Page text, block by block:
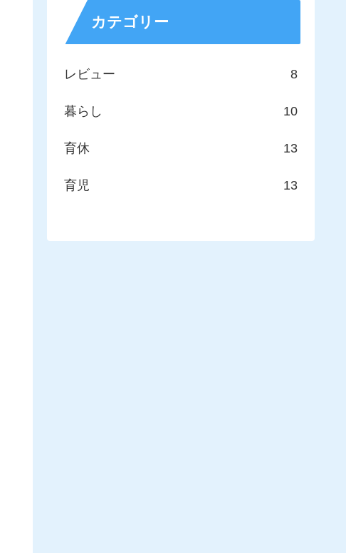
カテゴリー
レビュー 8
暮らし 10
育休 13
育児 13